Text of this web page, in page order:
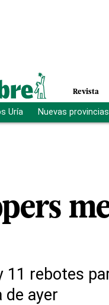
Revista
Uría Nuevas provincias
11 rebotes
ayer